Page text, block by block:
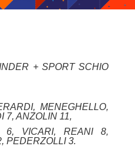
+ SPORT SCHIO
MENEGHELLO,
7, ANZOLIN 11,
6, VICARI, REANI 8,
PEDERZOLLI 3.